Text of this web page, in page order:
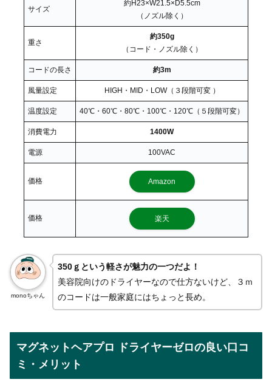
サイズ
約H23×W21.5×D5.5cm
（ノズル除く）
重さ
約350g
（コード・ノズル除く）
コードの長さ 約3m
風量設定 HIGH・MID・LOW（３段階可変 ）
温度設定 40℃・60℃・80℃・100℃・120℃（５段階可変）
消費電力 1400W
電源 100VAC
価格 Amazon
価格 楽天
monoちゃん
350ｇという軽さが魅力の一つだよ！
美容院向けのドライヤーなので仕方ないけど、３ｍ
のコードは一般家庭にはちょっと長め。
マグネットヘアプロ ドライヤーゼロの良い口コ
ミ・メリット